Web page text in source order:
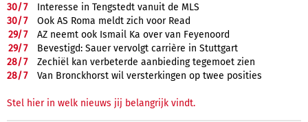
30/7
Interesse in Tengstedt vanuit de MLS
30/7
Ook AS Roma meldt zich voor Read
29/7
AZ neemt ook Ismail Ka over van Feyenoord
29/7
Bevestigd: Sauer vervolgt carrière in Stuttgart
28/7
Zechiël kan verbeterde aanbieding tegemoet zien
28/7 Van Bronckhorst wil versterkingen op twee posities
Stel hier in welk nieuws jij belangrijk vindt.